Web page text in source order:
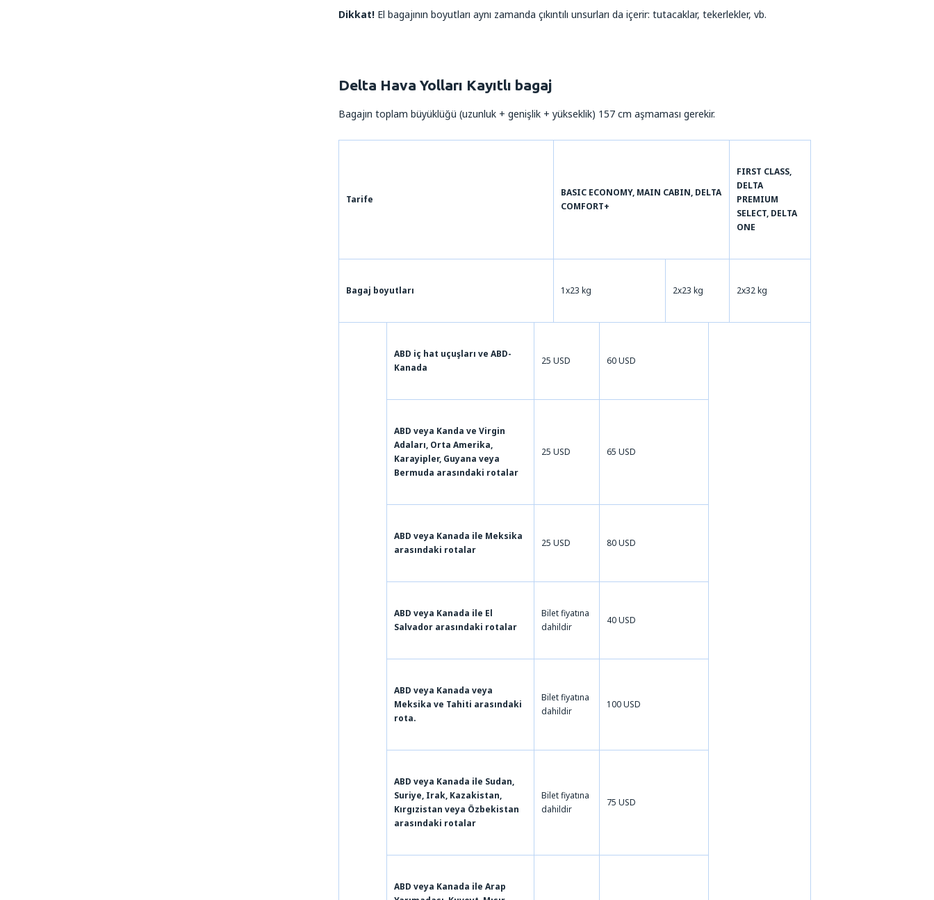
Dikkat! El bagajının boyutları aynı zamanda çıkıntılı unsurları da içerir: tutacaklar, tekerlekler, vb.
Delta Hava Yolları Kayıtlı bagaj
Bagajın toplam büyüklüğü (uzunluk + genişlik + yükseklik) 157 cm aşmaması gerekir.
Tarife
BASIC ECONOMY, MAIN CABIN, DELTA
COMFORT+
FIRST CLASS,
DELTA
PREMIUM
SELECT, DELTA
ONE
Bagaj boyutları 1x23 kg 2x23 kg 2x32 kg
ABD iç hat uçuşları ve ABD-
Kanada
25 USD 60 USD
ABD veya Kanda ve Virgin
Adaları, Orta Amerika,
Karayipler, Guyana veya
Bermuda arasındaki rotalar
25 USD 65 USD
ABD veya Kanada ile Meksika
arasındaki rotalar
25 USD 80 USD
ABD veya Kanada ile El
Salvador arasındaki rotalar
Bilet fiyatına
dahildir
40 USD
ABD veya Kanada veya
Meksika ve Tahiti arasındaki
rota.
Bilet fiyatına
dahildir
100 USD
ABD veya Kanada ile Sudan,
Suriye, Irak, Kazakistan,
Kırgızistan veya Özbekistan
arasındaki rotalar
Bilet fiyatına
dahildir
75 USD
ABD veya Kanada ile Arap